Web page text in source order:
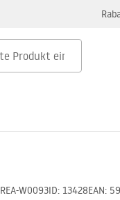
REA-W0093ID: 13428EAN: